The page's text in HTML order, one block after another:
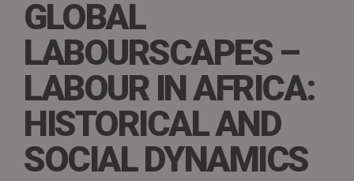
GLOBAL
LABOURSCAPES –
LABOUR IN AFRICA:
HISTORICAL AND
SOCIAL DYNAMICS